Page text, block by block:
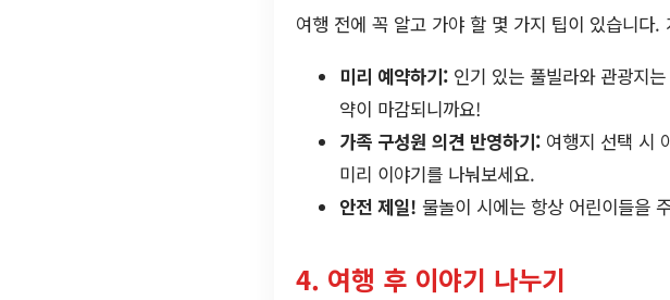
여행 전에 꼭 알고 가야 할 몇 가지 팁이 있습니다
미리 예약하기: 인기 있는 풀빌라와 관광지
약이 마감되니까요!
가족 구성원 의견 반영하기: 여행지 선택 시
미리 이야기를 나눠보세요.
안전 제일! 물놀이 시에는 항상 어린이들을
4. 여행 후 이야기 나누기